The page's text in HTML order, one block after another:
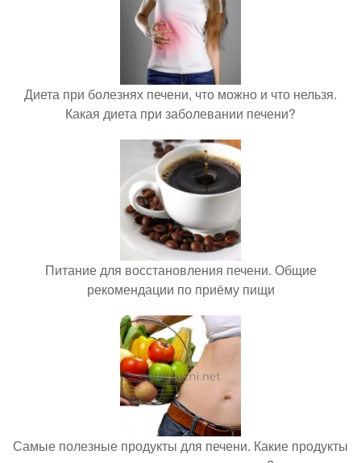
Диета при болезнях печени, что можно и что нельзя.
Какая диета при заболевании печени?
Питание для восстановления печени. Общие
рекомендации по приёму пищи
Самые полезные продукты для печени. Какие продукты